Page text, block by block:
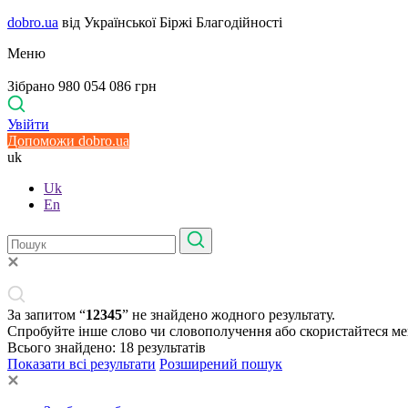
dobro.ua від Української Біржі Благодійності
Меню
Зібрано 980 054 086 грн
Увійти
Допоможи dobro.ua
uk
Uk
En
За запитом “12345” не знайдено жодного результату.
Спробуйте інше слово чи словополучення або скористайтеся
Всього знайдено: 18 результатів
Показати всі результати Розширений пошук